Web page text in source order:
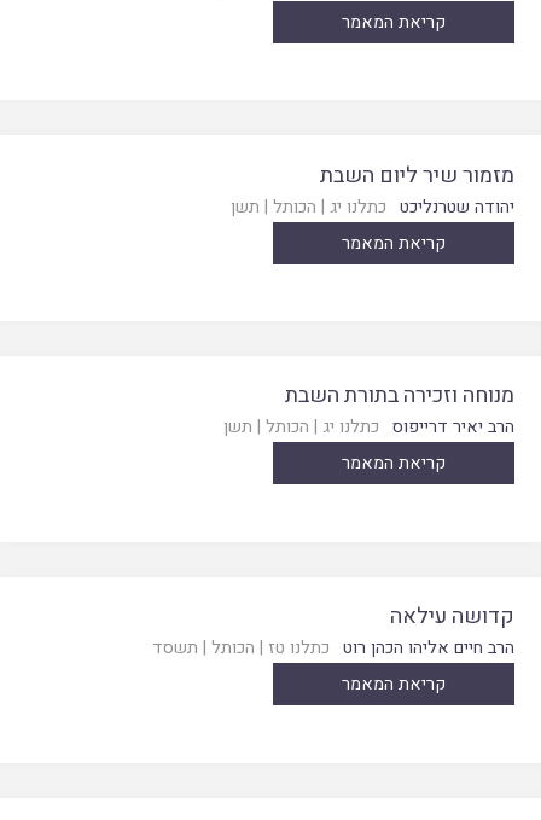
קריאת המאמר
מזמור שיר ליום השבת
יהודה שטרנליכט כתלנו יג | הכותל | תשן
קריאת המאמר
מנוחה וזכירה בתורת השבת
הרב יאיר דרייפוס כתלנו יג | הכותל | תשן
קריאת המאמר
קדושה עילאה
הרב חיים אליהו הכהן רוט כתלנו טז | הכותל | תשסד
קריאת המאמר